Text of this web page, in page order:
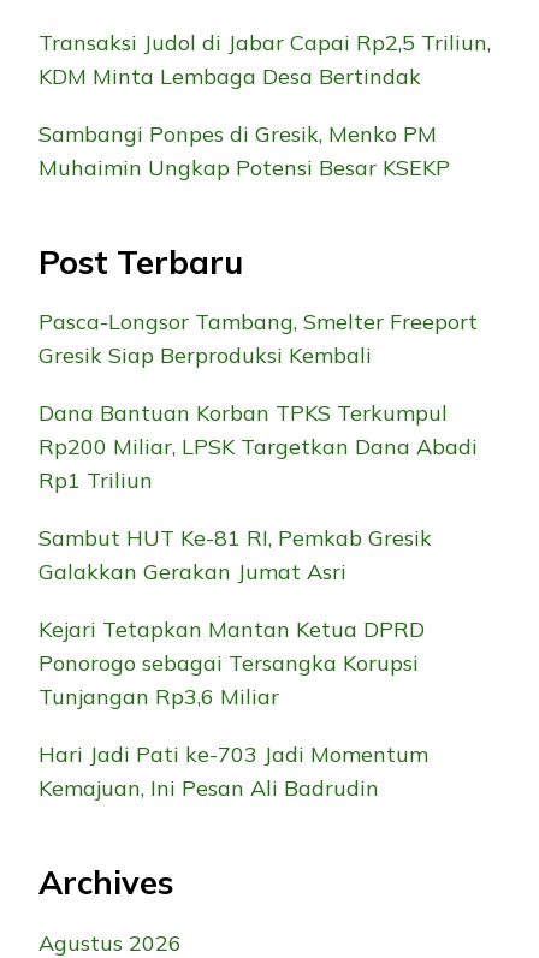
Transaksi Judol di Jabar Capai Rp2,5 Triliun,
KDM Minta Lembaga Desa Bertindak
Sambangi Ponpes di Gresik, Menko PM
Muhaimin Ungkap Potensi Besar KSEKP
Post Terbaru
Pasca-Longsor Tambang, Smelter Freeport
Gresik Siap Berproduksi Kembali
Dana Bantuan Korban TPKS Terkumpul
Rp200 Miliar, LPSK Targetkan Dana Abadi
Rp1 Triliun
Sambut HUT Ke-81 RI, Pemkab Gresik
Galakkan Gerakan Jumat Asri
Kejari Tetapkan Mantan Ketua DPRD
Ponorogo sebagai Tersangka Korupsi
Tunjangan Rp3,6 Miliar
Hari Jadi Pati ke-703 Jadi Momentum
Kemajuan, Ini Pesan Ali Badrudin
Archives
Agustus 2026